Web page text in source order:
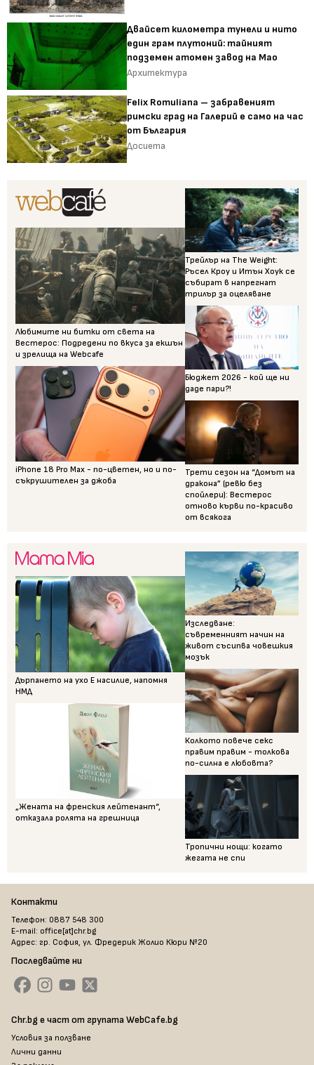
Двайсет километра тунели и нито
един грам плутоний: тайният
подземен атомен завод на Мао
Архитектура
Felix Romuliana – забравеният
римски град на Галерий е само на час
от България
Досиета
Любимите ни битки от света на
Вестерос: Подредени по вкуса за екшън
и зрелища на Webcafe
iPhone 18 Pro Max - по-цветен, но и по-
съкрушителен за джоба
Трейлър на The Weight:
Ръсел Кроу и Итън Хоук се
събират в напрегнат
трилър за оцеляване
Бюджет 2026 - кой ще ни
даде пари?!
Трети сезон на “Домът на
дракона” (ревю без
спойлери): Вестерос
отново кърви по-красиво
от всякога
Дърпането на ухо Е насилие, напомня
НМД
„Жената на френския лейтенант“,
отказала ролята на грешница
Изследване:
съвременният начин на
живот съсипва човешкия
мозък
Колкото повече секс
правим правим - толкова
по-силна е любовта?
Тропични нощи: когато
жегата не спи
Контакти
Телефон: 0887 548 300
E-mail: office[at]chr.bg
Адрес: гр. София, ул. Фредерик Жолио Кюри №20
Последвайте ни
Chr.bg е част от групата WebCafe.bg
Условия за ползване
Лични данни